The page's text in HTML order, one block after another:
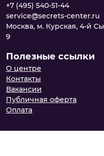
+7 (495) 540-51-44
service@secrets-center.ru
Москва, м. Курская, 4-й
9
Полезные ссылки
О центре
Контакты
Вакансии
Публичная оферта
Оплата